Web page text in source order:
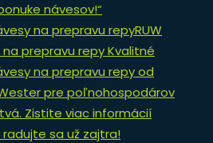
návesov!“
na prepravu repyRUW
na prepravu repy Kvalitné
na prepravu repy od
pre poľnohospodárov
Zistite viac informácií
sa už zajtra!